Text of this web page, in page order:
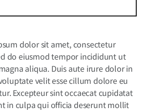
dolor sit amet, consectetur
do eiusmod tempor incididunt ut
aliqua. Duis aute irure dolor in
velit esse cillum dolore eu
Excepteur sint occaecat cupidatat
in culpa qui officia deserunt mollit